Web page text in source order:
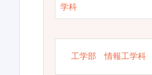
学科
工学部 情報工学科